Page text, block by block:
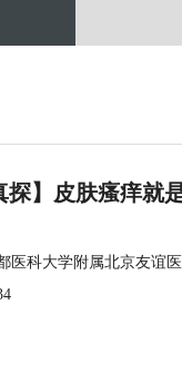
探】皮肤瘙痒就
医科大学附属北京友谊